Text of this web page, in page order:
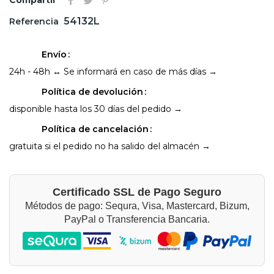
Referencia 54132L
Envío
24h - 48h ↔ Se informará en caso de más días →
Política de devolución
disponible hasta los 30 días del pedido →
Política de cancelación
gratuita si el pedido no ha salido del almacén →
Certificado SSL de Pago Seguro
Métodos de pago: Sequra, Visa, Mastercard, Bizum,
PayPal o Transferencia Bancaria.